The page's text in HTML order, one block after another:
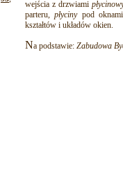
wejścia z drzwiami
parteru,płycinypod
kształtów i układów okien.
Na podstawie: Zabudowa